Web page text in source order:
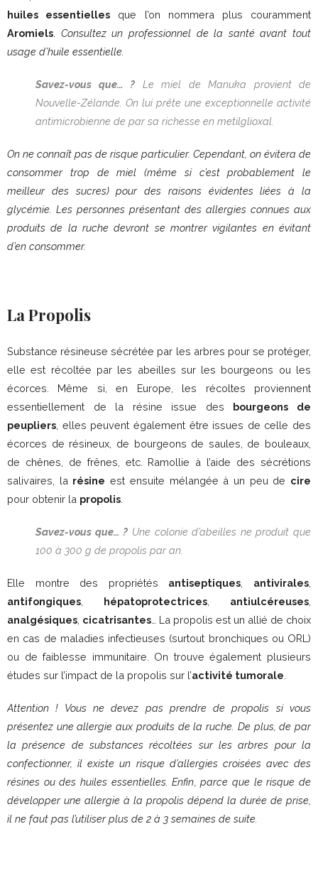
huiles essentielles que l’on nommera plus couramment
Aromiels
Consultez un professionnel de la santé avant tout
usage d’huile essentielle.
Savez-vous que… ? Le miel de Manuka provient de
Nouvelle-Zélande. On lui prête une exceptionnelle activité
antimicrobienne de par sa richesse en metilglioxal.
On ne connaît pas de risque particulier. Cependant, on évitera de
consommer trop de miel (même si c’est probablement le
meilleur des sucres) pour des raisons évidentes liées à la
glycémie. Les personnes présentant des allergies connues aux
produits de la ruche devront se montrer vigilantes en évitant
d’en consommer.
La Propolis
Substance résineuse sécrétée par les arbres pour se protéger,
elle est récoltée par les abeilles sur les bourgeons ou les
écorces. Même si, en Europe, les récoltes proviennent
essentiellement de la résine issue des bourgeons de
peupliers , elles peuvent également être issues de celle des
écorces de résineux, de bourgeons de saules, de bouleaux,
de chênes, de frênes, etc. Ramollie à l’aide des sécrétions
salivaires, la résine est ensuite mélangée à un peu de cire
pour obtenir la propolis
Savez-vous que… ? Une colonie d’abeilles ne produit que
100 à 300 g de propolis par an.
Elle montre des propriétés antiseptiques antivirales
antifongiques
hépatoprotectrices antiulcéreuses
analgésiques cicatrisantes … La propolis est un allié de choix
en cas de maladies infectieuses (surtout bronchiques ou ORL)
ou de faiblesse immunitaire. On trouve également plusieurs
études sur l’impact de la propolis sur l’activité tumorale
Attention ! Vous ne devez pas prendre de propolis si vous
présentez une allergie aux produits de la ruche. De plus, de par
la présence de substances récoltées sur les arbres pour la
confectionner, il existe un risque d’allergies croisées avec des
résines ou des huiles essentielles. Enfin, parce que le risque de
développer une allergie à la propolis dépend la durée de prise,
il ne faut pas l’utiliser plus de 2 à 3 semaines de suite.